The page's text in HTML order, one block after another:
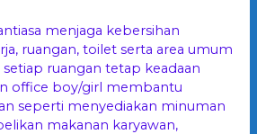
menjaga kebersihan
ruangan, toilet serta area umum
ruangan tetap keadaan
office boy/girl membantu
seperti menyediakan minuman
makanan karyawan,